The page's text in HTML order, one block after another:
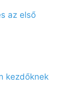
az első